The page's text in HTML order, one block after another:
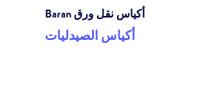
Baranأكياس نقل ورق
أكياس الصيدليات